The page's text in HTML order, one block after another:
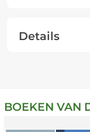
Details
BOEKEN VAN